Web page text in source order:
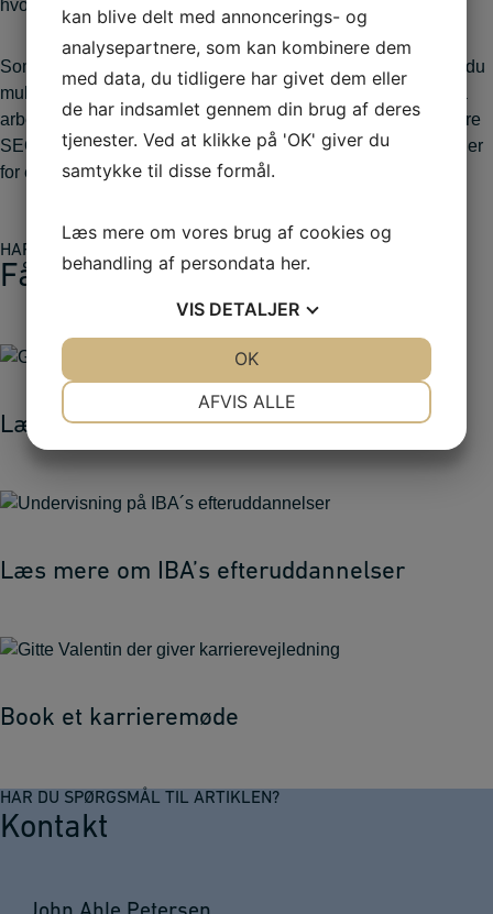
hvor SEO bevæger sig hen i den nærmeste fremtid.
Som deltager får du en masse ny viden med hjem, og så får du
mulighed for at netværke og dele viden med andre, der også
arbejder med SEO. Du kan deltage uanset, om du er hardcore
SEO-haj, eller du mere kommer for at finde ud af, hvad SEO er
for en størrelse.
HAR VI VÆKKET DIN INTERESSE?
Få mere information
Læs mere om IBA
Læs mere om IBA’s efteruddannelser
Book et karrieremøde
HAR DU SPØRGSMÅL TIL ARTIKLEN?
Kontakt
kan blive delt med annoncerings- og
analysepartnere, som kan kombinere dem
med data, du tidligere har givet dem eller
de har indsamlet gennem din brug af deres
tjenester. Ved at klikke på 'OK' giver du
samtykke til disse formål.
Læs mere om vores brug af cookies og
behandling af persondata her.
VIS DETALJER
AFVIS ALLE
OK